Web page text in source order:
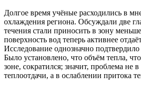
Долгое время учёные расходились в
охлаждения региона. Обсуждали две
течения стали приносить в зону
поверхность вод теперь активнее
Исследование однозначно
Было установлено, что объём тепла,
зоне, сократился; значит, проблема не
теплоотдачи, а в ослаблении притока